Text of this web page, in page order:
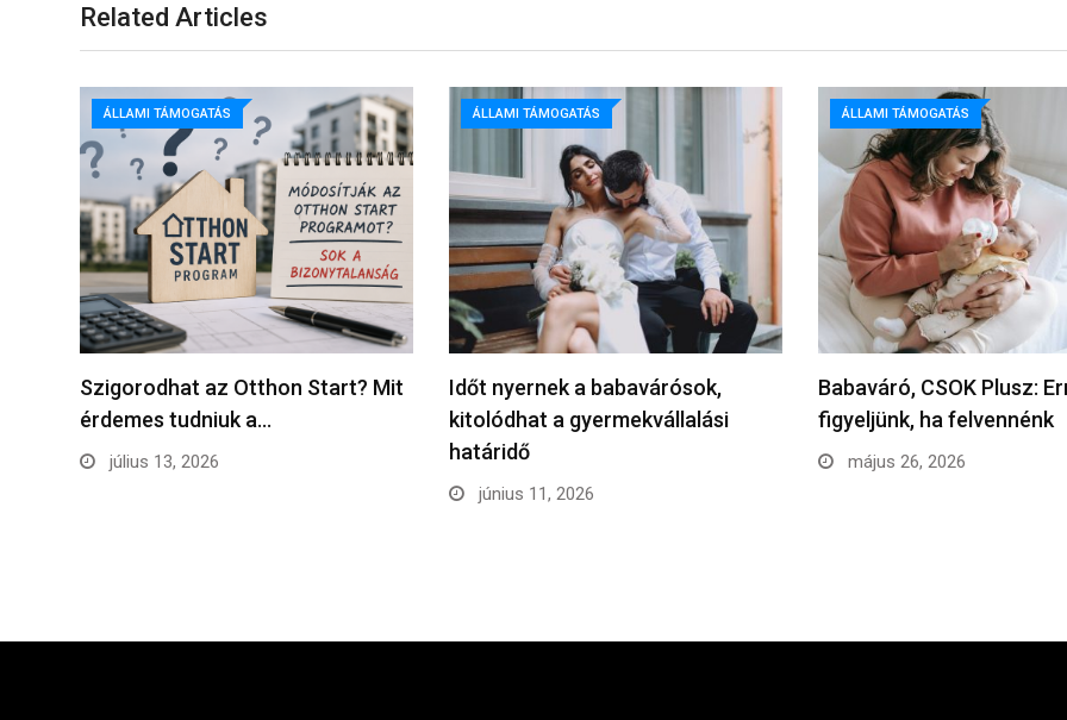
Related Articles
ÁLLAMI TÁMOGATÁS
Szigorodhat az Otthon Start? Mit
érdemes tudniuk a…
július 13, 2026
ÁLLAMI TÁMOGATÁS
Időt nyernek a babavárósok,
kitolódhat a gyermekvállalási
határidő
június 11, 2026
ÁLLAMI TÁMOGATÁS
Babaváró, CSOK Plusz:
figyeljünk, ha felvennénk
május 26, 2026